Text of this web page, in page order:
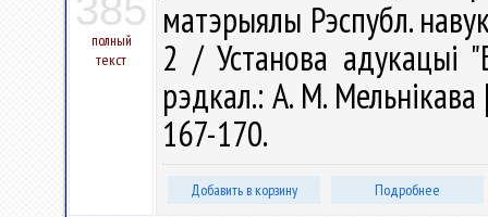
385
полный
текст
матэрыялы Рэспубл.
2 / Установа адукацыі
рэдкал.: А. М.
167-170.
Добавить в корзину Подробнее